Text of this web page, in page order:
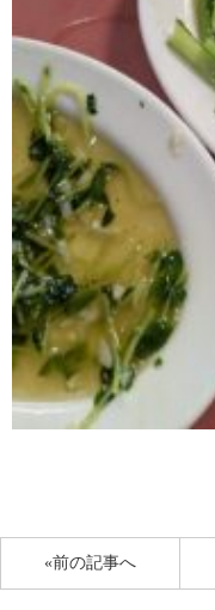
«前の記事へ